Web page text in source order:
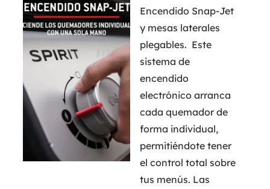
Encendido Snap-Jet
y mesas laterales
plegables. Este
sistema de
encendido
electrónico arranca
cada quemador de
forma individual,
permitiéndote tener
el control total sobre
tus menús. Las